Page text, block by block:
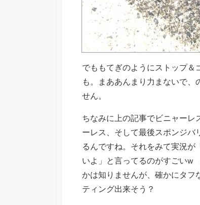
でももてぎのようにストップ
も。まああんまり力まないで
せん。
ちなみに上の記事でビニャーレ
ーレス、そして最後スポンジバ
るんですね。それをみて実況
いよ」と言ってるのがすごいw
かは知りませんが、確かにタフ
ティング出来そう？